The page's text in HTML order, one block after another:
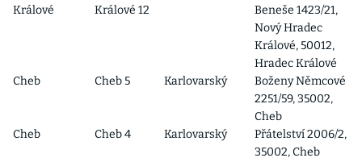
Králové
Králové 12
Beneše 1423/21,
Nový Hradec
Králové, 50012,
Hradec Králové
Cheb
Cheb 5 Karlovarský
Boženy Němcové
2251/59, 35002,
Cheb
Cheb
Cheb 4 Karlovarský
Přátelství 2006/2,
35002, Cheb